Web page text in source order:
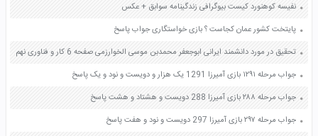
نفیسه کوهنورد کیست بیوگرافی زندگینامه سوابق + عکس
پایتخت کشور عمان کجاست ؟ بازی خواستگاری جواب پاسخ
تحقیق در مورد دانشمند ایرانی ابوجعفر محمدبن موسی الخوارزمی صفحه 6 کار و فناوری نهم
جواب مرحله ۱۲۹۱ بازی آمیرزا 1291 یک هزار و دویست و نود و یک پاسخ
جواب مرحله ۲۸۸ بازی آمیرزا 288 دویست و هشتاد و هشت پاسخ
جواب مرحله ۲۹۷ بازی آمیرزا 297 دویست و نود و هفت پاسخ